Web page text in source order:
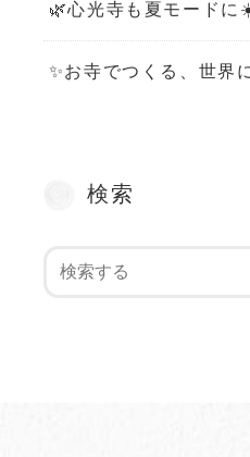
🌿心光寺も夏モードに
✨お寺でつくる、世界
検索